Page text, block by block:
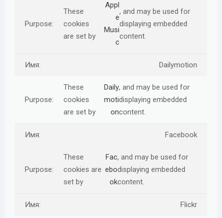
These
cookies
are set by
Appl
e
Musi
c
, and may be used for
displaying embedded
content.
Dailymotion
These
cookies
are set by
Daily
moti
on
, and may be used for
displaying embedded
content.
Facebook
These
cookies are
set by
Fac
ebo
ok
, and may be used for
displaying embedded
content.
Flickr